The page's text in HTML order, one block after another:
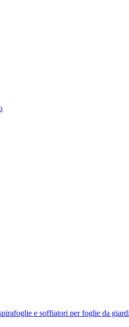
e soffiatori per foglie da